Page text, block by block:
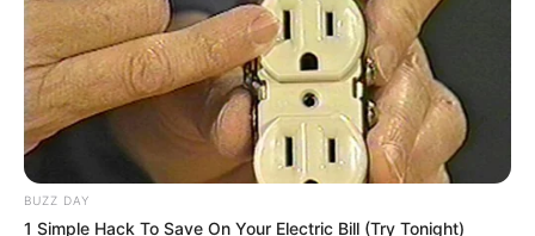
Une quarantaine depronostics de la meilleure presse du
PMU à consulter ici!
Synthèse incontournable du Quinté du jour
en 5 chevaux proposée par Logic-Prono
Nouveau!Obtenez en quelques secondes le meilleur
BUZZ DAY
1 Simple Hack To Save On Your Electric Bill (Try Tonight)